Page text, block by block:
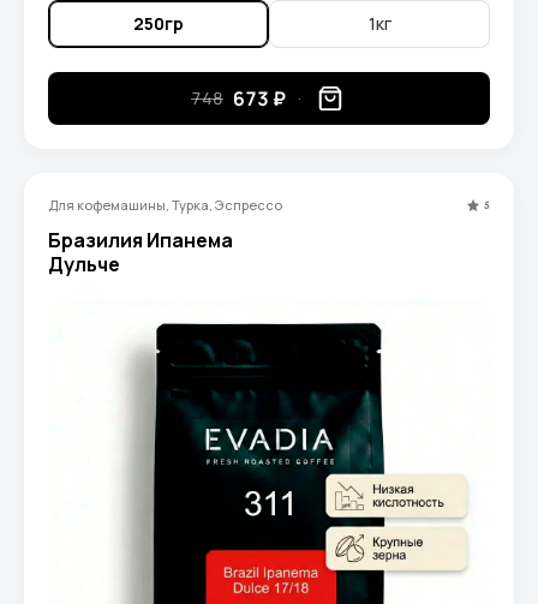
250гр 1кг
748 673 ₽
Для кофемашины, Турка, Эспрессо 5
Бразилия Ипанема
Дульче